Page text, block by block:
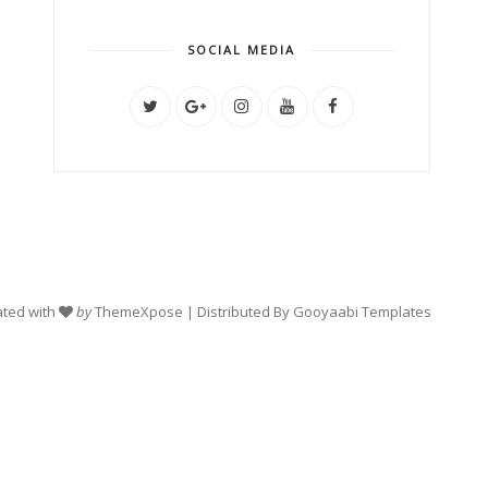
SOCIAL MEDIA
with byThemeXpose | Distributed By Gooyaabi Templates